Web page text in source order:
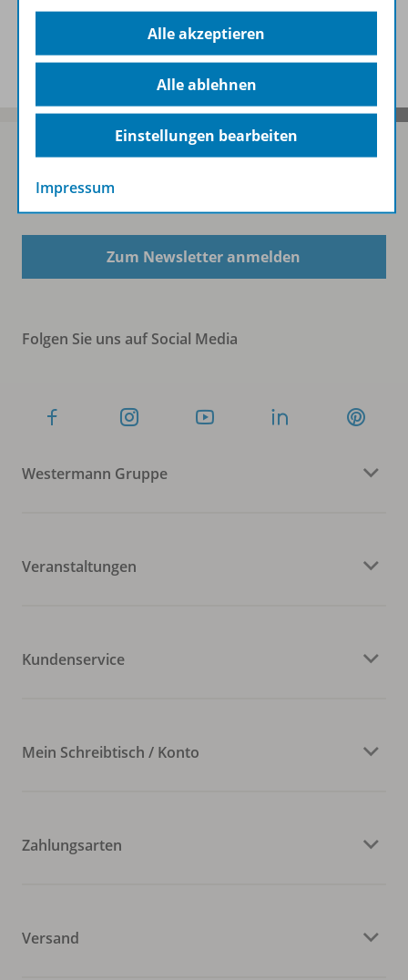
Sofort profitieren
Zum Newsletter anmelden
Folgen Sie uns auf Social Media
Westermann Gruppe
Veranstaltungen
Kundenservice
Mein Schreibtisch / Konto
Zahlungsarten
Versand
Alle akzeptieren
Alle ablehnen
Einstellungen bearbeiten
Impressum